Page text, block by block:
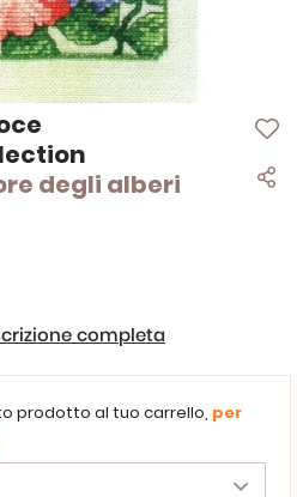
degli alberi
completa
prodotto al tuo carrello, per